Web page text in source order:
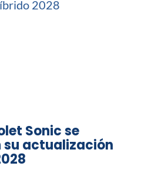
Sonic se
actualización